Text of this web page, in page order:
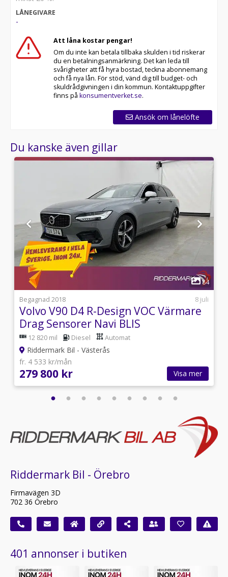
* Över 10 tusen omdömen på Trustpilot
* Våra bilar är testade på över 100 punkter
* Kvalitetssäkrade bilar
RIDDERMARK BIL TRYGGHETSPAKET:
Skydda din bil med vårt trygghetspaket. Välj mellan 12-
60 månaders garanti och komplettera med extra
hjuluppsättningar till bra priser. Gör ditt bilköp tryggt
och enkelt hos oss.
oss idag för att reservera din bil: 019-760 88 77. Vi
erbjuder även skräddarsydd finansiering och 14 dagars
Se hur vi genomför våra tester här:
Välkomna!
Utrustning/Tillbehör:
Momentum ,Advanced,Backkamera,Delläder,Apple
Carplay,Android Auto,Elektrisk
bagagelucka,Dragkrok,Döda-vinkel varnare,Adaptiv
farthållare,Farthållare,Parkeringssensor
bak,Aircondition,Multifunktionsratt,AC och
klimatanläggning,ACC/Klimatanläggning,ISOFIX,Elhissar
fram och bak,Elinfällbara sidospeglar,Sätesvärme
fram,Start/stopp-funktion,Svensksåld,12V-
uttag,Rails,Färddator,AC,A/C
LÅNEGIVARE
-
Att låna kostar pengar!
Om du inte kan betala tillbaka skulden i tid riskerar
du en betalningsanmärkning. Det kan leda till
svårigheter att få hyra bostad, teckna abonnemang
och få nya lån. För stöd, vänd dig till budget- och
skuldrådgivningen i din kommun. Kontaktuppgifter
finns på konsumentverket.se.
Ansök om lånelöfte
Du kanske även gillar
84
Begagnad 2018
8 juli
Volvo V90 D4 R-Design VOC Värmare
Drag Sensorer Navi BLIS
12 820 mil Diesel Automat
Riddermark Bil - Västerås
fr. 4 533 kr/mån
279 800 kr Visa mer
Riddermark Bil - Örebro
Firmavägen 3D
702 36 Örebro
401 annonser i butiken